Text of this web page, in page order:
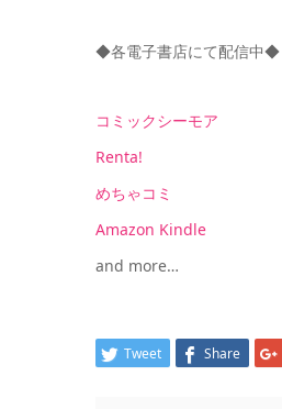
◆各電子書店にて配信中◆
コミックシーモア
Renta!
めちゃコミ
Amazon Kindle
and more…
Tweet Share